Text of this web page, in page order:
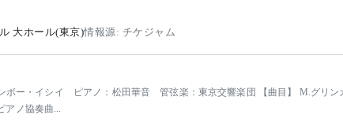
大ホール(東京)情報源: チケジャム
ー・イシイ ピアノ：松田華音 管弦楽：東京交響楽団 【曲目】 M.グリン
アノ協奏曲...